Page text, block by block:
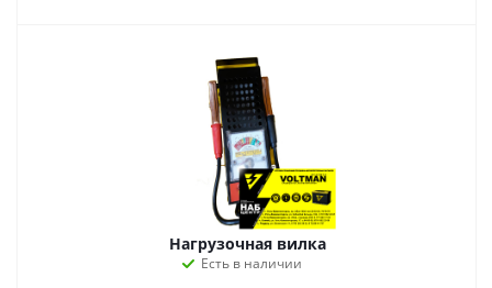
Нагрузочная вилка
Есть в наличии